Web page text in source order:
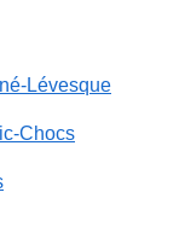
Lévesque
Chocs